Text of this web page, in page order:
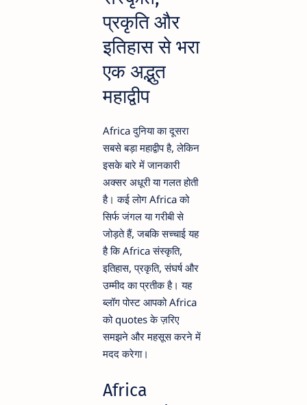
प्रकृति और
इतिहास से भरा
एक अद्भुत
महाद्वीप
Africa दुनिया का दूसरा
सबसे बड़ा महाद्वीप है, लेकिन
इसके बारे में जानकारी
अक्सर अधूरी या गलत होती
है। कई लोग Africa को
सिर्फ जंगल या गरीबी से
जोड़ते हैं, जबकि सच्चाई यह
है कि Africa संस्कृति,
इतिहास, प्रकृति, संघर्ष और
उम्मीद का प्रतीक है। यह
ब्लॉग पोस्ट आपको Africa
को quotes के ज़रिए
समझने और महसूस करने में
मदद करेगा।
Africa